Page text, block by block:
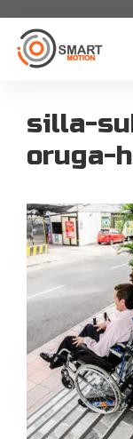
silla-
oruga-